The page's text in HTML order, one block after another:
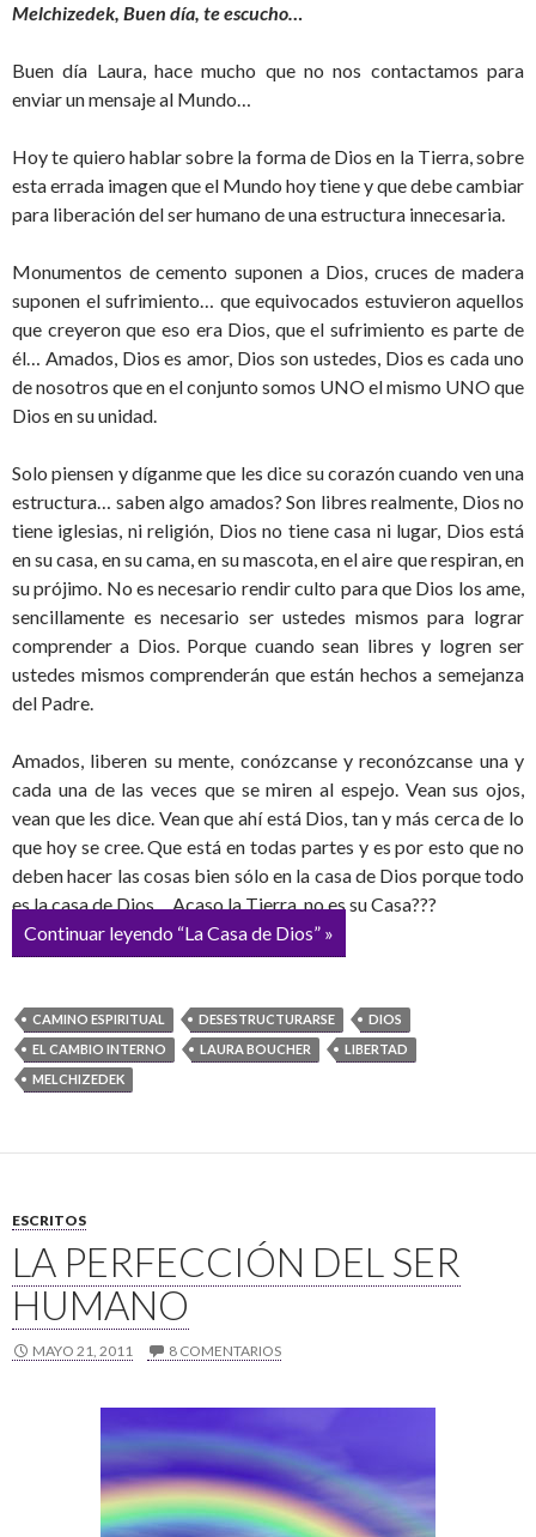
Melchizedek, Buen día, te escucho…
Buen día Laura, hace mucho que no nos contactamos para
enviar un mensaje al Mundo…
Hoy te quiero hablar sobre la forma de Dios en la Tierra, sobre
esta errada imagen que el Mundo hoy tiene y que debe cambiar
para liberación del ser humano de una estructura innecesaria.
Monumentos de cemento suponen a Dios, cruces de madera
suponen el sufrimiento… que equivocados estuvieron aquellos
que creyeron que eso era Dios, que el sufrimiento es parte de
él… Amados, Dios es amor, Dios son ustedes, Dios es cada uno
de nosotros que en el conjunto somos UNO el mismo UNO que
Dios en su unidad.
Solo piensen y díganme que les dice su corazón cuando ven una
estructura… saben algo amados? Son libres realmente, Dios no
tiene iglesias, ni religión, Dios no tiene casa ni lugar, Dios está
en su casa, en su cama, en su mascota, en el aire que respiran, en
su prójimo. No es necesario rendir culto para que Dios los ame,
sencillamente es necesario ser ustedes mismos para lograr
comprender a Dios. Porque cuando sean libres y logren ser
ustedes mismos comprenderán que están hechos a semejanza
del Padre.
Amados, liberen su mente, conózcanse y reconózcanse una y
cada una de las veces que se miren al espejo. Vean sus ojos,
vean que les dice. Vean que ahí está Dios, tan y más cerca de lo
que hoy se cree. Que está en todas partes y es por esto que no
deben hacer las cosas bien sólo en la casa de Dios porque todo
es la casa de Dios… Acaso la Tierra, no es su Casa???
Continuar leyendo “La Casa de Dios” »
CAMINO ESPIRITUAL DESESTRUCTURARSE
DIOS
EL CAMBIO INTERNO
LAURA BOUCHER
LIBERTAD
MELCHIZEDEK
ESCRITOS
LA PERFECCIÓN DEL SER
HUMANO
MAYO 21, 2011 8 COMENTARIOS